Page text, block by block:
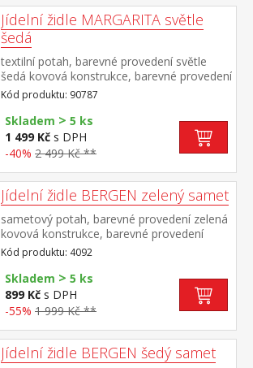
Jídelní židle MARGARITA světle
šedá
textilní potah, barevné provedení světle
šedá kovová konstrukce, barevné provedení
černá výška sedu 49 cm doporučená
nosnost do 130 kg
Kód produktu: 90787
Skladem > 5 ks
1 499 Kč s DPH
-40% 2 499 Kč **
Jídelní židle BERGEN zelený samet
sametový potah, barevné provedení zelená
kovová konstrukce, barevné provedení
černá výška sedu 49 cm
Kód produktu: 4092
Skladem > 5 ks
899 Kč s DPH
-55% 1 999 Kč **
Jídelní židle BERGEN šedý samet